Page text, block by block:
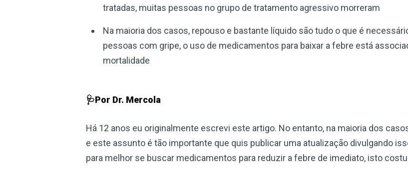
tratadas, muitas pessoas no grupo de tratamento agressivo morreram
Na maioria dos casos, repouso e bastante líquido são tudo o que é
pessoas com gripe, o uso de medicamentos para baixar a febre está
mortalidade
🩺Por Dr. Mercola
Há 12 anos eu originalmente escrevi este artigo. No entanto, na maioria dos
e este assunto é tão importante que quis publicar uma atualização divulgando
para melhor se buscar medicamentos para reduzir a febre de imediato, isto